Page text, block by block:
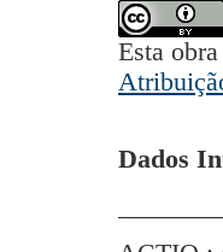
Esta
Dados